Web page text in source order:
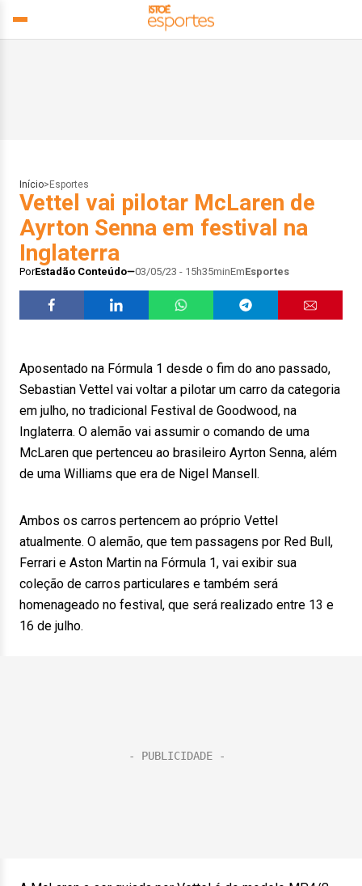
Início> Esportes
Vettel vai pilotar McLaren de
Ayrton Senna em festival na
Inglaterra
PorEstadão Conteúdo 03/05/23 - 15h35minEmEsportes
Aposentado na Fórmula 1 desde o fim do ano passado,
Sebastian Vettel vai voltar a pilotar um carro da categoria
em julho, no tradicional Festival de Goodwood, na
Inglaterra. O alemão vai assumir o comando de uma
McLaren que pertenceu ao brasileiro Ayrton Senna, além
de uma Williams que era de Nigel Mansell.
Ambos os carros pertencem ao próprio Vettel
atualmente. O alemão, que tem passagens por Red Bull,
Ferrari e Aston Martin na Fórmula 1, vai exibir sua
coleção de carros particulares e também será
homenageado no festival, que será realizado entre 13 e
16 de julho.